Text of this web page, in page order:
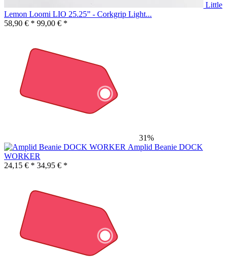
Little
Lemon Loomi LIO 25.25” - Corkgrip Light...
58,90 € * 99,00 € *
31%
Amplid Beanie DOCK
WORKER
24,15 € * 34,95 € *